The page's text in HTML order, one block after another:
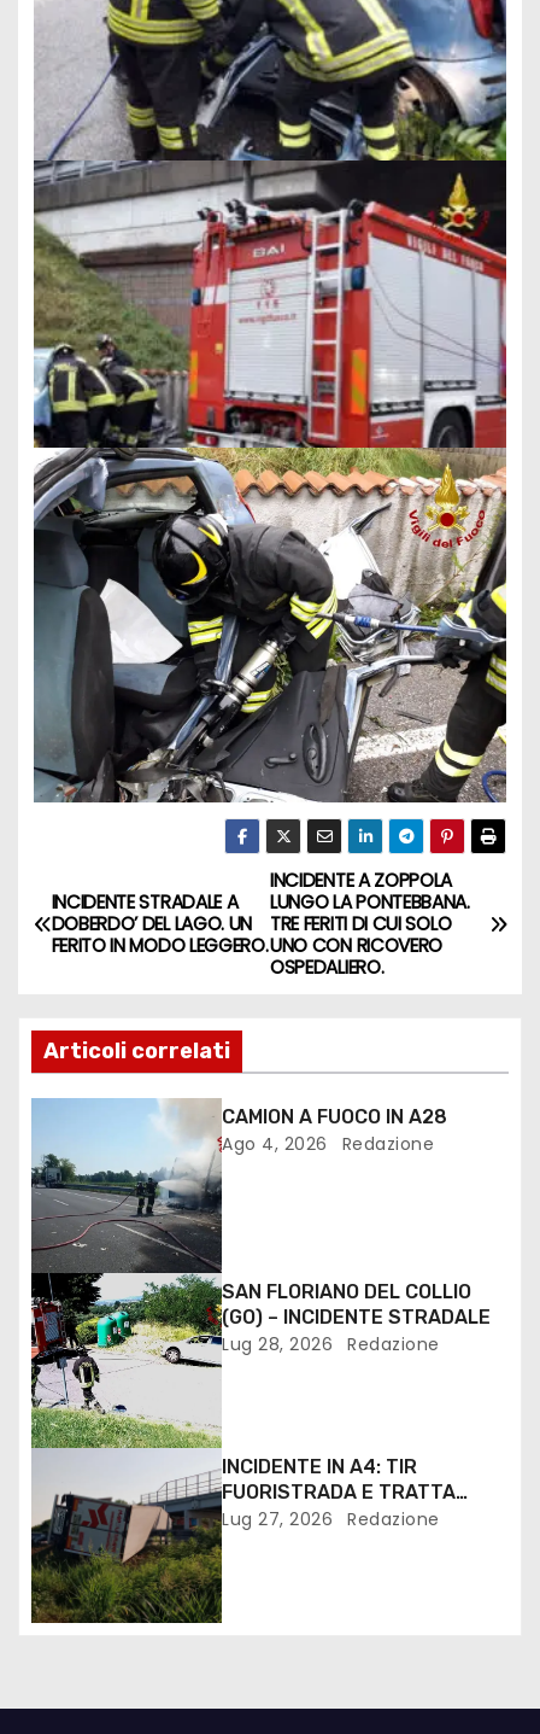
INCIDENTE A ZOPPOLA
LUNGO LA PONTEBBANA.
TRE FERITI DI CUI SOLO
UNO CON RICOVERO
OSPEDALIERO.
INCIDENTE STRADALE A
DOBERDO’ DEL LAGO. UN
FERITO IN MODO LEGGERO.
Articoli correlati
CAMION A FUOCO IN A28
Ago 4, 2026 Redazione
SAN FLORIANO DEL COLLIO
(GO) – INCIDENTE STRADALE
Lug 28, 2026 Redazione
INCIDENTE IN A4: TIR
FUORISTRADA E TRATTA
VILLESSE PALMANOVA
Lug 27, 2026 Redazione